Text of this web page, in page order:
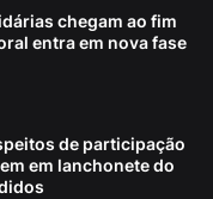
chegam ao fim
entra em nova fase
de participação
em lanchonete do